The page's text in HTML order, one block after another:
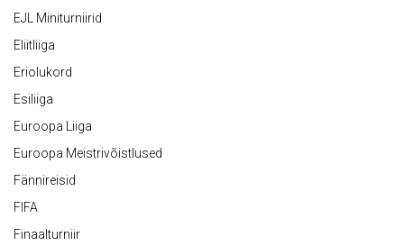
EJL Miniturniirid
Eliitliiga
Eriolukord
Esiliiga
Euroopa Liiga
Euroopa Meistrivõistlused
Fännireisid
FIFA
Finaalturniir